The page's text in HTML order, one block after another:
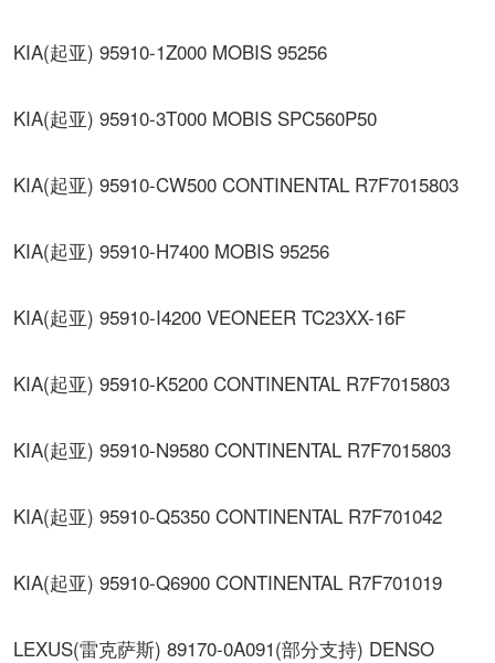
KIA(起亚) 95910-1Z000 MOBIS 95256
KIA(起亚) 95910-3T000 MOBIS SPC560P50
KIA(起亚) 95910-CW500 CONTINENTAL R7F7015803
KIA(起亚) 95910-H7400 MOBIS 95256
KIA(起亚) 95910-I4200 VEONEER TC23XX-16F
KIA(起亚) 95910-K5200 CONTINENTAL R7F7015803
KIA(起亚) 95910-N9580 CONTINENTAL R7F7015803
KIA(起亚) 95910-Q5350 CONTINENTAL R7F701042
KIA(起亚) 95910-Q6900 CONTINENTAL R7F701019
LEXUS(雷克萨斯) 89170-0A091(部分支持) DENSO